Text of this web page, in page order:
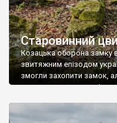
Старовинний
Козацька оборона замку
звитяжним епізодом
змогли захопити замок,
поховали на цвинтарі,
ньому чимало хрестів 19